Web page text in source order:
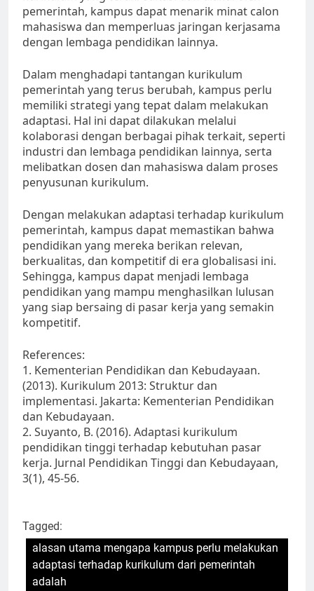
pemerintah, kampus dapat menarik minat calon
mahasiswa dan memperluas jaringan kerjasama
dengan lembaga pendidikan lainnya.
Dalam menghadapi tantangan kurikulum
pemerintah yang terus berubah, kampus perlu
memiliki strategi yang tepat dalam melakukan
adaptasi. Hal ini dapat dilakukan melalui
kolaborasi dengan berbagai pihak terkait, seperti
industri dan lembaga pendidikan lainnya, serta
melibatkan dosen dan mahasiswa dalam proses
penyusunan kurikulum.
Dengan melakukan adaptasi terhadap kurikulum
pemerintah, kampus dapat memastikan bahwa
pendidikan yang mereka berikan relevan,
berkualitas, dan kompetitif di era globalisasi ini.
Sehingga, kampus dapat menjadi lembaga
pendidikan yang mampu menghasilkan lulusan
yang siap bersaing di pasar kerja yang semakin
kompetitif.
References:
1. Kementerian Pendidikan dan Kebudayaan.
(2013). Kurikulum 2013: Struktur dan
implementasi. Jakarta: Kementerian Pendidikan
dan Kebudayaan.
2. Suyanto, B. (2016). Adaptasi kurikulum
pendidikan tinggi terhadap kebutuhan pasar
kerja. Jurnal Pendidikan Tinggi dan Kebudayaan,
3(1), 45-56.
Tagged:
alasan utama mengapa kampus perlu melakukan
adaptasi terhadap kurikulum dari pemerintah
adalah